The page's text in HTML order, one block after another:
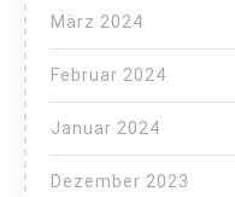
März 2024
Februar 2024
Januar 2024
Dezember 2023